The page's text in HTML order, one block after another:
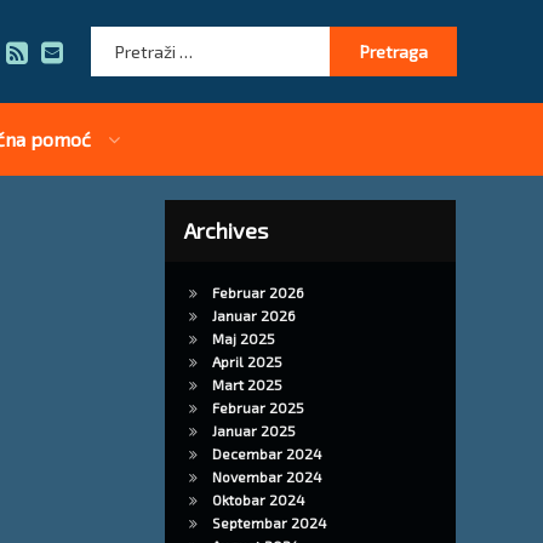
RSSE-mail
Pretraga:
pomoć
Archives
Februar 2026
Januar 2026
Maj 2025
April 2025
Mart 2025
Februar 2025
Januar 2025
Decembar 2024
Novembar 2024
Oktobar 2024
Septembar 2024